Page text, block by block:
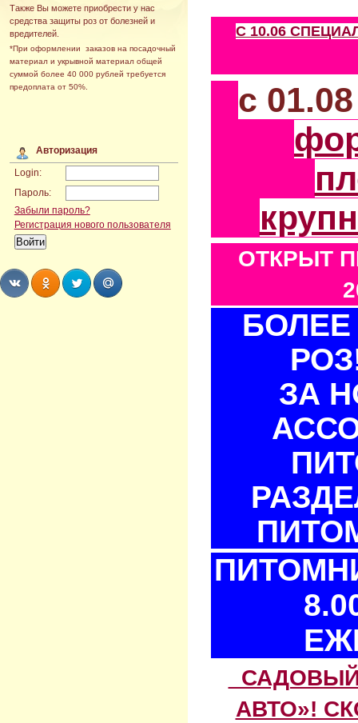
Также Вы можете приобрести у нас
средства защиты роз от болезней и
вредителей.
*При оформлении заказов на посадочный
материал и укрывной материал общей
суммой более 40 000 рублей требуется
предоплата от 50%.
Авторизация
Login:
Пароль:
Забыли пароль?
Регистрация нового пользователя
С 10.06
с
ОТКРЫТ
БОЛЕЕ
ЗА
АВТО»!